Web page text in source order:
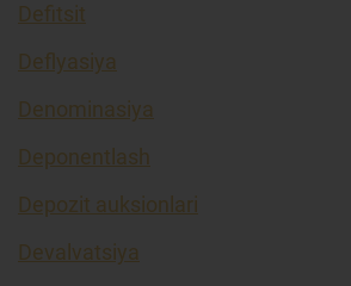
Defitsit
Deflyasiya
Denominasiya
Deponentlash
Depozit auksionlari
Devalvatsiya